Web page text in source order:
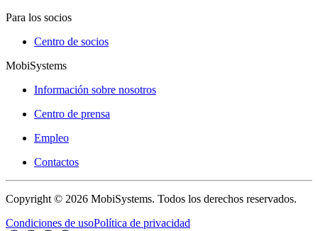
Para los socios
Centro de socios
MobiSystems
Información sobre nosotros
Centro de prensa
Empleo
Contactos
Copyright © 2026 MobiSystems. Todos los derechos reservados.
Condiciones de usoPolítica de privacidad